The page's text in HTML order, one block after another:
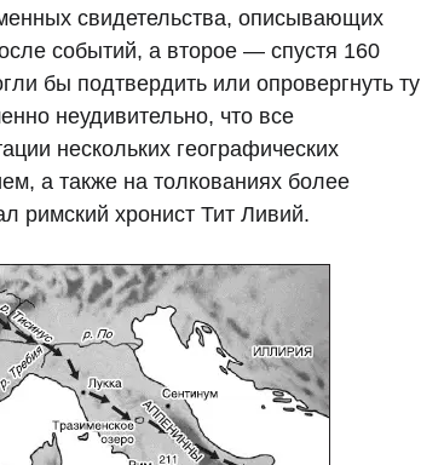
свидетельства, описывающих
событий, а второе — спустя 160
бы подтвердить или опровергнуть ту
неудивительно, что все
нескольких географических
а также на толкованиях более
римский хронист Тит Ливий.